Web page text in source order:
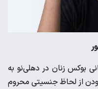
بوکس زنان در دهلی‌نو به
از لحاظ جنسیتی محروم